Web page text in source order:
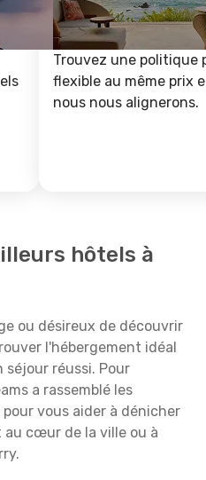
Trouvez une politique
flexible au même prix
nous nous alignerons.
hôtels à
ou désireux de découvrir
l'hébergement idéal
séjour réussi. Pour
a rassemblé les
vous aider à dénicher
cœur de la ville ou à